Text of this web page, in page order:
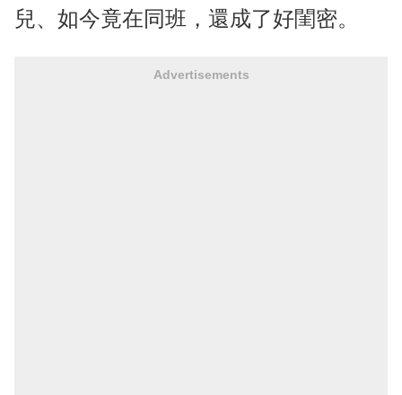
兒、如今竟在同班，還成了好閨密。
Advertisements